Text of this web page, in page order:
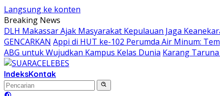
Langsung ke konten
Breaking News
DLH Makassar Ajak Masyarakat Kepulauan Jaga
GENCARKAN Appi di HUT ke-102 Perumda Air Minum:
ABG untuk Wujudkan Kampus Kelas Dunia Karang
IndeksKontak